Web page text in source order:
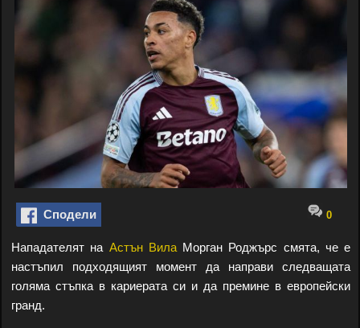
Сподели 0
Нападателят на Астън ВилаМорган Роджърс смята, че е
настъпил подходящият момент да направи следващата
голяма стъпка в кариерата си и да премине в европейски
гранд.